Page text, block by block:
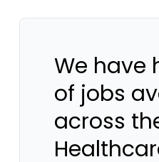
We have
of jobs
across